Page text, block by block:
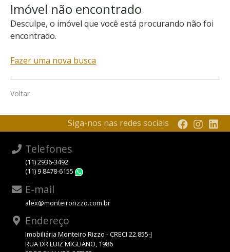
Imóvel não encontrado
Desculpe, o imóvel que você está procurando não foi
encontrado.
Fazer uma nova busca
Voltar
Siga-nos nas redes sociais
Telefones
(11) 2936-3492
(11) 9 8478-6155
E-mail
alex@monteirorizzo.com.br
Endereço
Imobiliária Monteiro Rizzo - CRECI 22.855-J
RUA DR LUIZ MIGLIANO, 1986